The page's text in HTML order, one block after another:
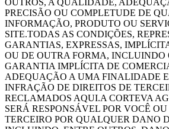
PRECISÃO OU COMPLETUDE DE
INFORMAÇÃO, PRODUTO OU
SITE.TODAS AS CONDIÇÕES,
GARANTIAS, EXPRESSAS,
OU DE OUTRA FORMA, INCLUINDO
GARANTIA IMPLÍCITA DE
ADEQUAÇÃO A UMA FINALIDADE
INFRAÇÃO DE DIREITOS DE
RECLAMADOS AQUI.A CORTEVA
SERÁ RESPONSÁVEL POR VOCÊ
TERCEIRO POR QUALQUER DANO